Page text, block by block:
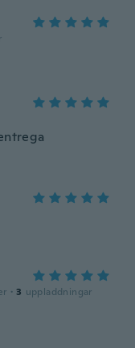
· 3 uppladdningar